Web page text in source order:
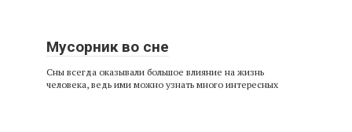
Мусорник во сне
Сны всегда оказывали большое влияние на жизнь
человека, ведь ими можно узнать много интересных